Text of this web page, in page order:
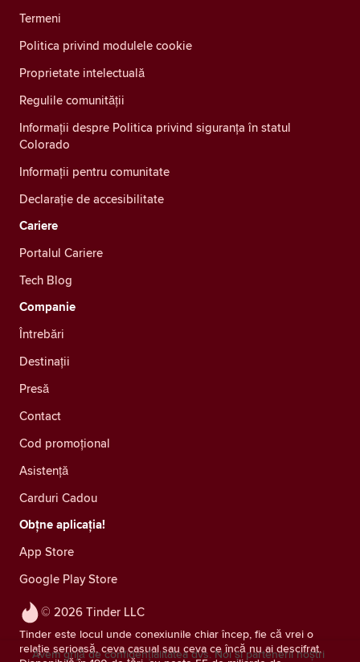
© 2026 Tinder LLC
Tinder este locul unde conexiunile chiar încep, fie că vrei o
relație serioasă, ceva casual sau ceva ce încă nu ai descifrat.
Termeni
Politica privind modulele cookie
Proprietate intelectuală
Regulile comunității
Informații despre Politica privind siguranța în statul
Colorado
Informații pentru comunitate
Declarație de accesibilitate
Cariere
Portalul Cariere
Tech Blog
Companie
Întrebări
Destinații
Presă
Contact
Cod promoțional
Asistență
Carduri Cadou
Obțne aplicația!
App Store
Google Play Store
Avem grijă de confidențialitatea dvs. Noi și partenerii noștri